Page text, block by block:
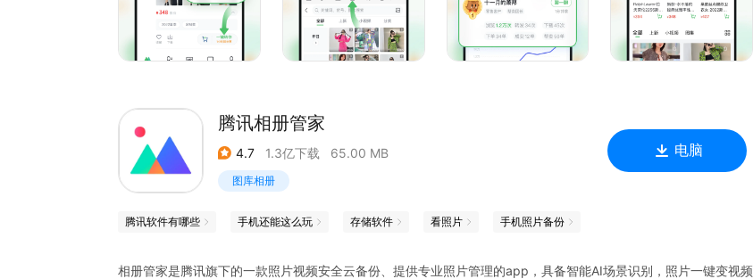
产品图册，方便客户精准看款找款的小程序图册
线上小店，不受时间和空间限制，24小时都能下单
高清私域直播，支持批零结合，自动剪切商品短视频
私域分销，覆盖多种私域分销模式，撬动微信关系链为你卖货
云空间，一次上传，所有手机电脑自动同步，随时随地从云端发图给客户
私域独立网址站，一个相册，把你的生意做到全世界
腾讯相册管家
4.7 1.3亿下载 65.00 MB
图库相册
电脑
腾讯软件有哪些 手机还能这么玩 存储软件 看照片 手机照片备份
相册管家是腾讯旗下的一款照片视频安全云备份、提供专业照片管理的app，具备智能AI场景识别，照片一键变视频